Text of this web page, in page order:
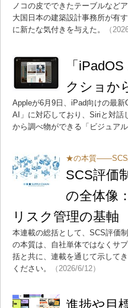
ノコの皮でできたテーブルなど
大国日本の建築設計事務所が有
に新たな気付きを与えた。
（
「
クショか
Appleが6月9日、iPad向けの最
AI」に対応しており、Siriと対話
から調べ物ができる「ビジュア
★の本質――SCS
SCS評価
の全体像
リスク管理の基軸
本連載の総括として、SCS評価
の本質は、自社単体ではなくサ
括と共に、連載を通じて示して
ください。
（2026/6/12）
進捗や目